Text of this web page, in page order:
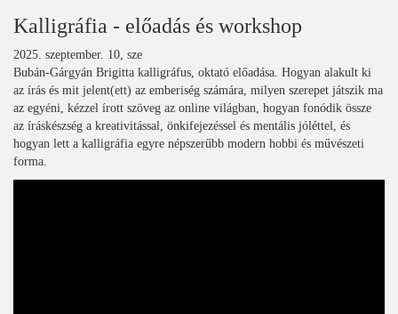
Kalligráfia - előadás és workshop
2025. szeptember. 10, sze
Bubán-Gárgyán Brigitta kalligráfus, oktató előadása. Hogyan alakult ki
az írás és mit jelent(ett) az emberiség számára, milyen szerepet játszik ma
az egyéni, kézzel írott szöveg az online világban, hogyan fonódik össze
az íráskészség a kreativitással, önkifejezéssel és mentális jóléttel, és
hogyan lett a kalligráfia egyre népszerűbb modern hobbi és művészeti
forma.